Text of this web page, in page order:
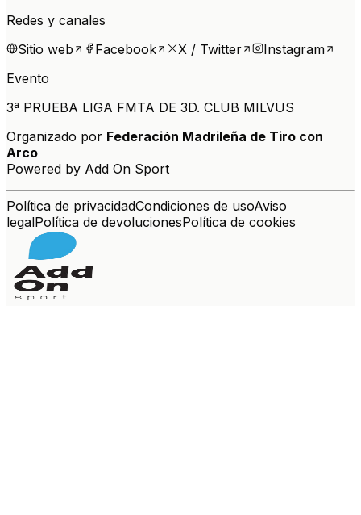
Redes y canales
Sitio web
Facebook X / Twitter
Instagram
Evento
3ª PRUEBA LIGA FMTA DE 3D. CLUB MILVUS
Organizado por Federación Madrileña de Tiro con
Arco
Powered by Add On Sport
Política de privacidadCondiciones de usoAviso
legalPolítica de devolucionesPolítica de cookies